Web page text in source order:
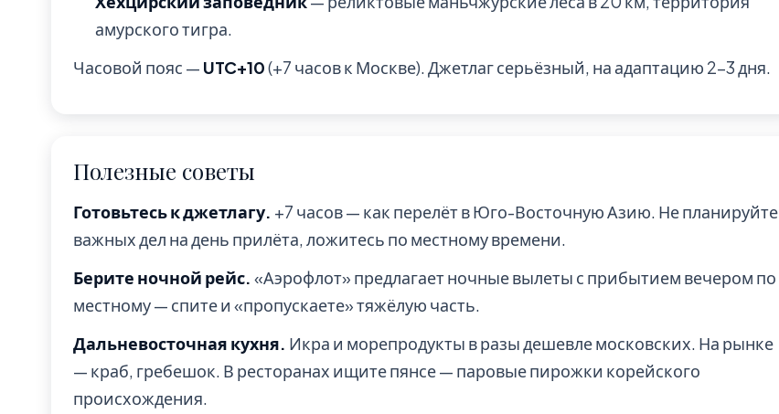
амурского тигра.
Часовой пояс — UTC+10(+7 часов к Москве). Джетлаг серьёзный, на адаптацию 2-3 дня.
Полезные советы
Готовьтесь к джетлагу. +7 часов — как перелёт в Юго-Восточную Азию. Не планируйте
важных дел на день прилёта, ложитесь по местному времени.
Берите ночной рейс. «Аэрофлот» предлагает ночные вылеты с прибытием вечером по
местному — спите и «пропускаете» тяжёлую часть.
Дальневосточная кухня. Икра и морепродукты в разы дешевле московских. На рынке
— краб, гребешок. В ресторанах ищите пянсе — паровые пирожки корейского
происхождения.